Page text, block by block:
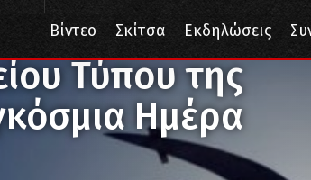
Βίντεο Σκίτσα Εκδηλώσεις
της ΚΕ του ΚΚΕ για την Παγκόσμια Ημέρα
Τύπου της
Ημέρα